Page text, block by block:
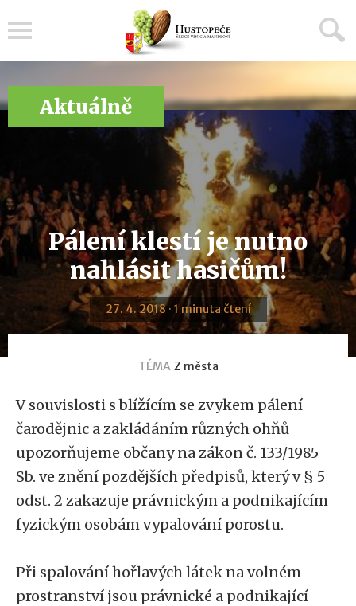
Aktuálně
Pálení klestí je nutno
nahlásit hasičům!
27. 4. 2018 · 1 minuta čtení
TÉMA Z města
V souvislosti s blížícím se zvykem pálení
čarodějnic a zakládáním různých ohňů
upozorňujeme občany na zákon č. 133/1985
Sb. ve znění pozdějších předpisů, který v § 5
odst. 2 zakazuje právnickým a podnikajícím
fyzickým osobám vypalování porostu.
Při spalování hořlavých látek na volném
prostranství jsou právnické a podnikající